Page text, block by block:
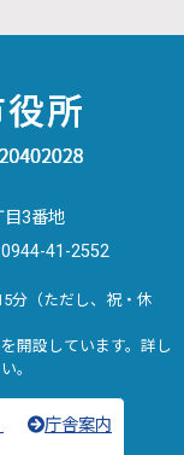
3番地
41-2552
分（ただし、祝・休
開設しています。詳し
。
庁舎案内